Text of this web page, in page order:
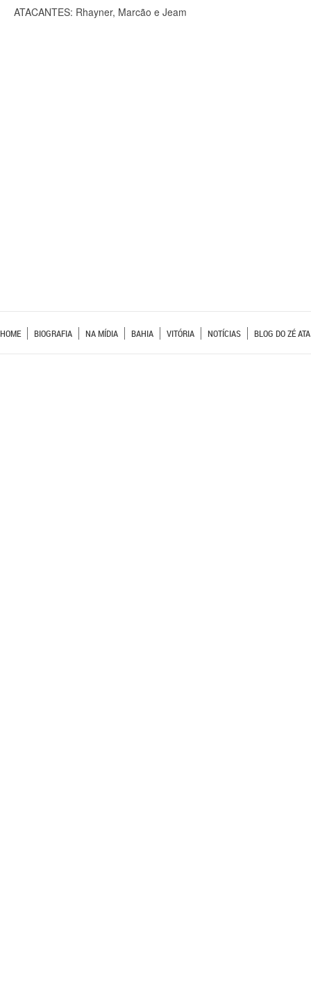
ATACANTES: Rhayner, Marcão e Jeam
HOME BIOGRAFIA NA MÍDIA BAHIA VITÓRIA NOTÍCIAS BLOG DO ZÉ